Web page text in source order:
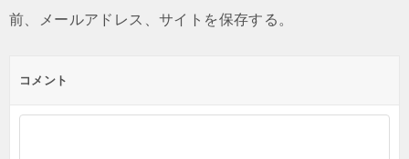
前、メールアドレス、サイトを保存する。
コメント